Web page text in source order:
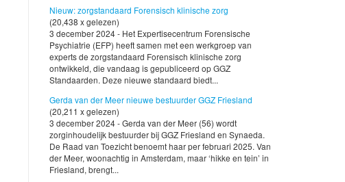
Nieuw: zorgstandaard Forensisch klinische zorg
(20,438 x gelezen)
3 december 2024 - Het Expertisecentrum Forensische
Psychiatrie (EFP) heeft samen met een werkgroep van
experts de zorgstandaard Forensisch klinische zorg
ontwikkeld, die vandaag is gepubliceerd op GGZ
Standaarden. Deze nieuwe standaard biedt...
Gerda van der Meer nieuwe bestuurder GGZ Friesland
(20,211 x gelezen)
3 december 2024 - Gerda van der Meer (56) wordt
zorginhoudelijk bestuurder bij GGZ Friesland en Synaeda.
De Raad van Toezicht benoemt haar per februari 2025. Van
der Meer, woonachtig in Amsterdam, maar ‘hikke en tein’ in
Friesland, brengt...